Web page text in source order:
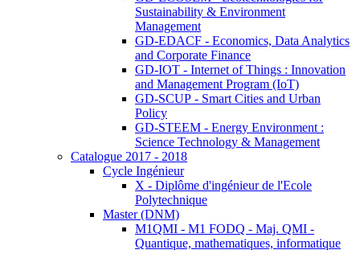
Sustainability & Environment
Management
GD-EDACF - Economics, Data Analytics
and Corporate Finance
GD-IOT - Internet of Things : Innovation
and Management Program (IoT)
GD-SCUP - Smart Cities and Urban
Policy
GD-STEEM - Energy Environment :
Science Technology & Management
Catalogue 2017 - 2018
Cycle Ingénieur
X - Diplôme d'ingénieur de l'Ecole
Polytechnique
Master (DNM)
M1QMI - M1 FODQ - Maj. QMI -
Quantique, mathematiques, informatique